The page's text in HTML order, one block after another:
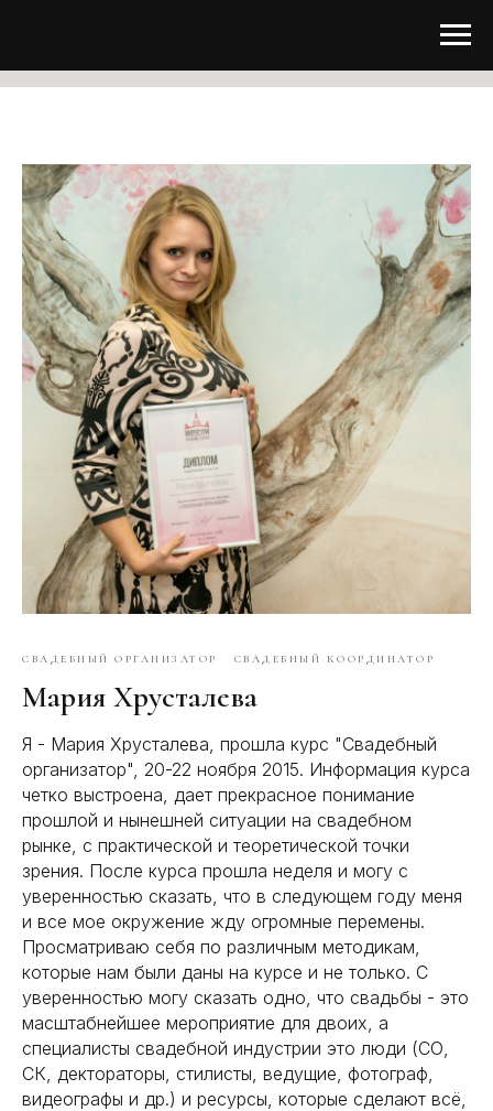
СВАДЕБНЫЙ ОРГАНИЗАТОР СВАДЕБНЫЙ КООРДИНАТОР
Мария Хрусталева
Я - Мария Хрусталева, прошла курс "Свадебный
организатор", 20-22 ноября 2015. Информация курса
четко выстроена, дает прекрасное понимание
прошлой и нынешней ситуации на свадебном
рынке, с практической и теоретической точки
зрения. После курса прошла неделя и могу с
уверенностью сказать, что в следующем году меня
и все мое окружение жду огромные перемены.
Просматриваю себя по различным методикам,
которые нам были даны на курсе и не только. С
уверенностью могу сказать одно, что свадьбы - это
масштабнейшее мероприятие для двоих, а
специалисты свадебной индустрии это люди (СО,
СК, дектораторы, стилисты, ведущие, фотограф,
видеографы и др.) и ресурсы, которые сделают всё,